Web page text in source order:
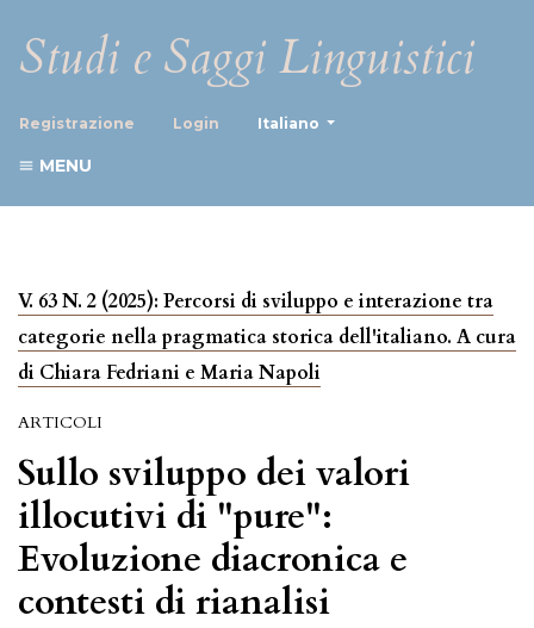
Studi e Saggi Linguistici
Registrazione Login Italiano
MENU
V. 63 N. 2 (2025): Percorsi di sviluppo e interazione tra
categorie nella pragmatica storica dell'italiano. A cura
di Chiara Fedriani e Maria Napoli
ARTICOLI
Sullo sviluppo dei valori
illocutivi di "pure":
Evoluzione diacronica e
contesti di rianalisi